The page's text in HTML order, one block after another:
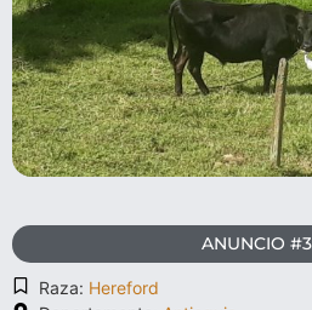
ANUNCIO
Raza: Hereford